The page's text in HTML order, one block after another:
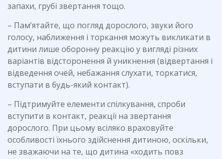
запахи, грубі звертання тощо.
– Пам’ятайте, що погляд дорослого, звуки його
голосу, наближення і торкання можуть викликати в
дитини лише оборонну реакцію у вигляді різних
варіантів відсторонення й уникнення (відвертання і
відведення очей, небажання слухати, торкатися,
вступати в будь-який контакт).
– Підтримуйте елементи спілкування, спроби
вступити в контакт, реакції на звертання
дорослого. При цьому всіляко враховуйте
особливості їхнього здійснення дитиною, оскільки,
не зважаючи на те, що дитина «ходить повз